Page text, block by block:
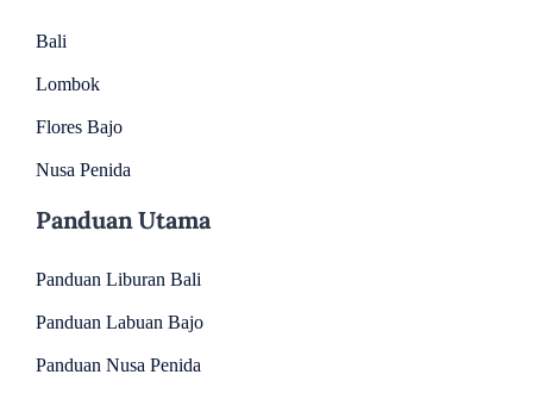
Bali
Lombok
Flores Bajo
Nusa Penida
Panduan Utama
Panduan Liburan Bali
Panduan Labuan Bajo
Panduan Nusa Penida